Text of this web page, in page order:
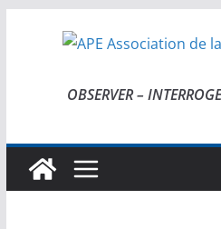
OBSERVER –